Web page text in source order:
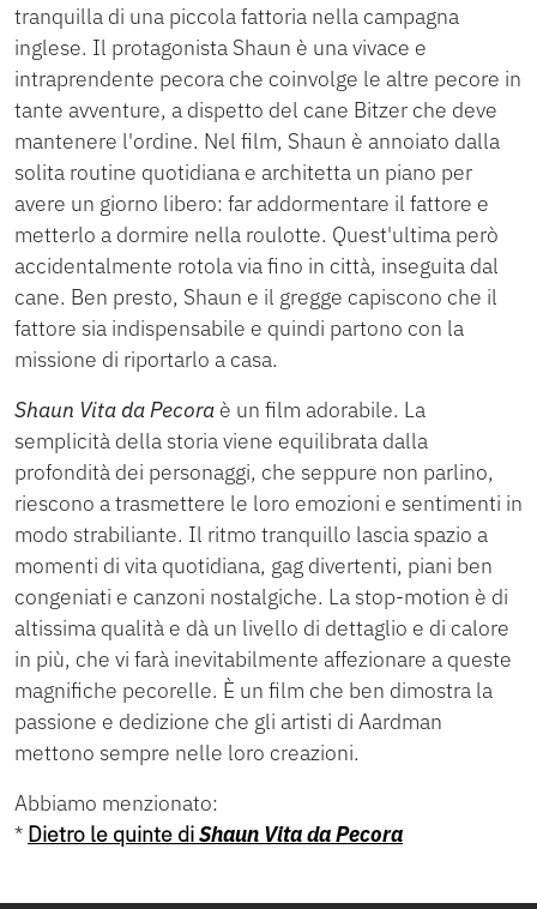
tranquilla di una piccola fattoria nella campagna
inglese. Il protagonista Shaun è una vivace e
intraprendente pecora che coinvolge le altre pecore in
tante avventure, a dispetto del cane Bitzer che deve
mantenere l'ordine. Nel film, Shaun è annoiato dalla
solita routine quotidiana e architetta un piano per
avere un giorno libero: far addormentare il fattore e
metterlo a dormire nella roulotte. Quest'ultima però
accidentalmente rotola via fino in città, inseguita dal
cane. Ben presto, Shaun e il gregge capiscono che il
fattore sia indispensabile e quindi partono con la
missione di riportarlo a casa.
Shaun Vita da Pecora è un film adorabile. La
semplicità della storia viene equilibrata dalla
profondità dei personaggi, che seppure non parlino,
riescono a trasmettere le loro emozioni e sentimenti in
modo strabiliante. Il ritmo tranquillo lascia spazio a
momenti di vita quotidiana, gag divertenti, piani ben
congeniati e canzoni nostalgiche. La stop-motion è di
altissima qualità e dà un livello di dettaglio e di calore
in più, che vi farà inevitabilmente affezionare a queste
magnifiche pecorelle. È un film che ben dimostra la
passione e dedizione che gli artisti di Aardman
mettono sempre nelle loro creazioni.
Abbiamo menzionato:
* Dietro le quinte diShaun Vita da Pecora